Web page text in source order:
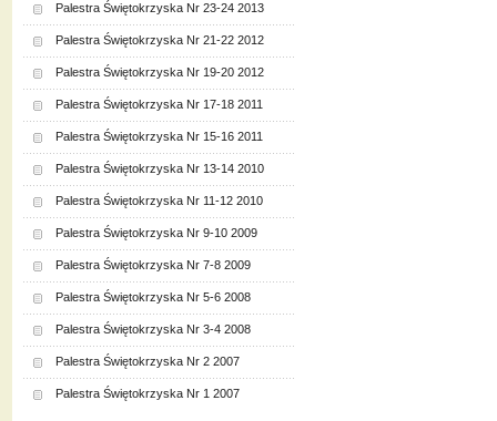
Palestra Świętokrzyska Nr 23-24 2013
Palestra Świętokrzyska Nr 21-22 2012
Palestra Świętokrzyska Nr 19-20 2012
Palestra Świętokrzyska Nr 17-18 2011
Palestra Świętokrzyska Nr 15-16 2011
Palestra Świętokrzyska Nr 13-14 2010
Palestra Świętokrzyska Nr 11-12 2010
Palestra Świętokrzyska Nr 9-10 2009
Palestra Świętokrzyska Nr 7-8 2009
Palestra Świętokrzyska Nr 5-6 2008
Palestra Świętokrzyska Nr 3-4 2008
Palestra Świętokrzyska Nr 2 2007
Palestra Świętokrzyska Nr 1 2007